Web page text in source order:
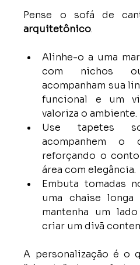
Pense o sofá de
arquitetônico.
Alinhe-o a uma
com nichos
acompanham sua
funcional e um
valoriza o ambiente.
Use tapetes
acompanhem o
reforçando o
área com elegância.
Embuta tomadas
uma chaise
mantenha um
criar um divã
A personalização é o